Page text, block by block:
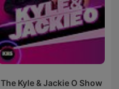
The Kyle & Jackie O Show